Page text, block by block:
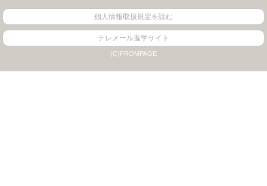
個人情報取扱規定を読む
テレメール進学サイト
(C)FROMPAGE